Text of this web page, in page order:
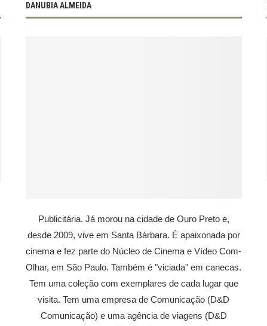
DANUBIA ALMEIDA
Publicitária. Já morou na cidade de Ouro Preto e,
desde 2009, vive em Santa Bárbara. É apaixonada por
cinema e fez parte do Núcleo de Cinema e Vídeo Com-
Olhar, em São Paulo. Também é "viciada" em canecas.
Tem uma coleção com exemplares de cada lugar que
visita. Tem uma empresa de Comunicação (D&D
Comunicação) e uma agência de viagens (D&D